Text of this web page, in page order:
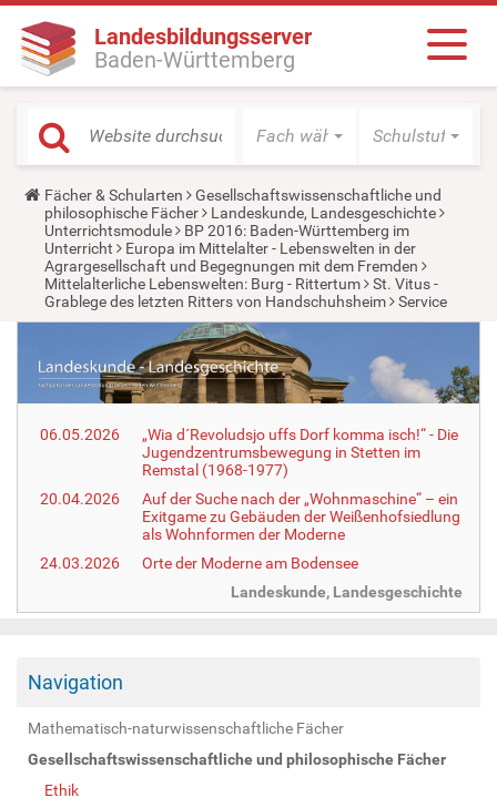
Landesbildungsserver
Baden-Württemberg
Fach wählen Schulstufe
Y
o
u
a
r
e
h
e
:
Fächer & Schularten
Gesellschaftswissenschaftliche und
philosophische Fächer
Landeskunde, Landesgeschichte
Unterrichtsmodule
BP 2016: Baden-Württemberg im
Unterricht
Europa im Mittelalter - Lebenswelten in der
Agrargesellschaft und Begegnungen mit dem Fremden
Mittelalterliche Lebenswelten: Burg - Rittertum
St. Vitus -
Grablege des letzten Ritters von Handschuhsheim
Service
06.05.2026
„Wia d´Revoludsjo uffs Dorf komma isch!“ - Die
Jugendzentrumsbewegung in Stetten im
Remstal (1968-1977)
20.04.2026
Auf der Suche nach der „Wohnmaschine“ – ein
Exitgame zu Gebäuden der Weißenhofsiedlung
als Wohnformen der Moderne
24.03.2026
Orte der Moderne am Bodensee
Landeskunde, Landesgeschichte
Navigation
Mathematisch-naturwissenschaftliche Fächer
Gesellschaftswissenschaftliche und philosophische Fächer
Ethik